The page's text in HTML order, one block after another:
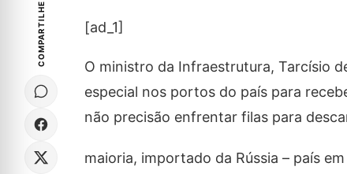
COMPARTILHE [ad_1]
O ministro da Infraestrutura, Tarcísio
especial nos portos do país para
não precisão enfrentar filas para
maioria, importado da Rússia – país